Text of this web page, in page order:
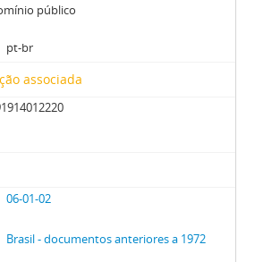
público
pt-br
associada
06-01-02
Brasil - documentos anteriores a 1972